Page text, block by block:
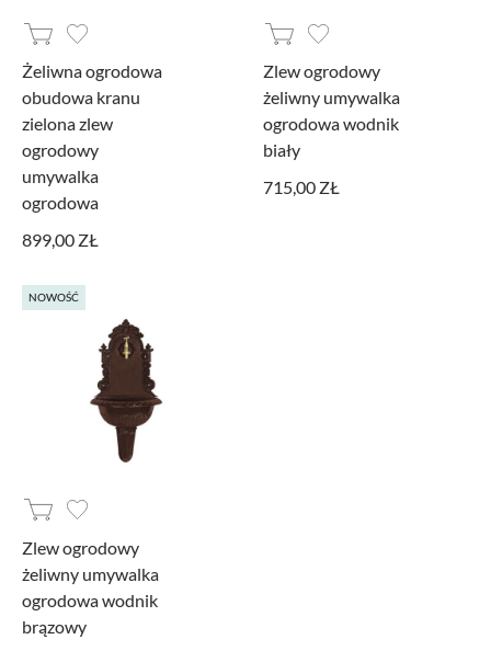
Żeliwna ogrodowa
obudowa kranu
zielona zlew
ogrodowy
umywalka
ogrodowa
899,00 ZŁ
Zlew ogrodowy
żeliwny umywalka
ogrodowa wodnik
biały
715,00 ZŁ
NOWOŚĆ
Zlew ogrodowy
żeliwny umywalka
ogrodowa wodnik
brązowy